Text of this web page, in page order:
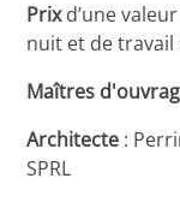
Prixd’une
nuit et de travail
Maîtres
Architecte :
SPRL